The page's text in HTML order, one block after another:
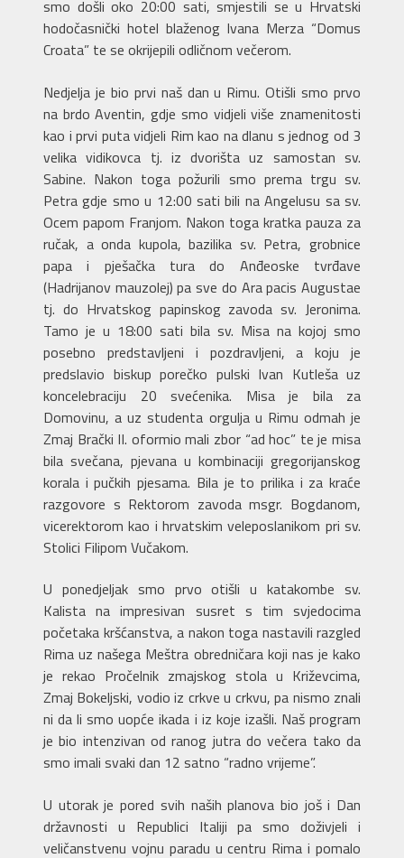
smo došli oko 20:00 sati, smjestili se u Hrvatski
hodočasnički hotel blaženog Ivana Merza “Domus
Croata” te se okrijepili odličnom večerom.
Nedjelja je bio prvi naš dan u Rimu. Otišli smo prvo
na brdo Aventin, gdje smo vidjeli više znamenitosti
kao i prvi puta vidjeli Rim kao na dlanu s jednog od 3
velika vidikovca tj. iz dvorišta uz samostan sv.
Sabine. Nakon toga požurili smo prema trgu sv.
Petra gdje smo u 12:00 sati bili na Angelusu sa sv.
Ocem papom Franjom. Nakon toga kratka pauza za
ručak, a onda kupola, bazilika sv. Petra, grobnice
papa i pješačka tura do Anđeoske tvrđave
(Hadrijanov mauzolej) pa sve do Ara pacis Augustae
tj. do Hrvatskog papinskog zavoda sv. Jeronima.
Tamo je u 18:00 sati bila sv. Misa na kojoj smo
posebno predstavljeni i pozdravljeni, a koju je
predslavio biskup porečko pulski Ivan Kutleša uz
koncelebraciju 20 svećenika. Misa je bila za
Domovinu, a uz studenta orgulja u Rimu odmah je
Zmaj Brački II. oformio mali zbor “ad hoc” te je misa
bila svečana, pjevana u kombinaciji gregorijanskog
korala i pučkih pjesama. Bila je to prilika i za kraće
razgovore s Rektorom zavoda msgr. Bogdanom,
vicerektorom kao i hrvatskim veleposlanikom pri sv.
Stolici Filipom Vučakom.
U ponedjeljak smo prvo otišli u katakombe sv.
Kalista na impresivan susret s tim svjedocima
početaka kršćanstva, a nakon toga nastavili razgled
Rima uz našega Meštra obredničara koji nas je kako
je rekao Pročelnik zmajskog stola u Križevcima,
Zmaj Bokeljski, vodio iz crkve u crkvu, pa nismo znali
ni da li smo uopće ikada i iz koje izašli. Naš program
je bio intenzivan od ranog jutra do večera tako da
smo imali svaki dan 12 satno “radno vrijeme”.
U utorak je pored svih naših planova bio još i Dan
državnosti u Republici Italiji pa smo doživjeli i
veličanstvenu vojnu paradu u centru Rima i pomalo